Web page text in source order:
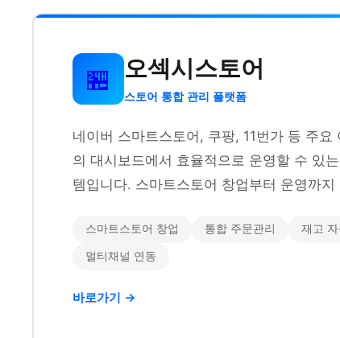
🏪 오섹시스토어
스토어 통합 관리 플랫폼
네이버 스마트스토어, 쿠팡, 11번가 등 주요
의 대시보드에서 효율적으로 운영할 수 있
템입니다. 스마트스토어 창업부터 운영까
스마트스토어 창업 통합 주문관리 재고
멀티채널 연동
바로가기 →